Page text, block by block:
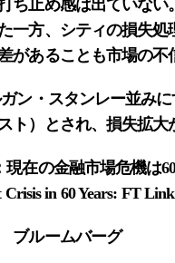
ち止め感は出ていな
一方、シティの損失
があることも市場の不
・スタンレー並みに
ト）とされ、損失拡大
在の金融市場危機は60
Crisis in 60 Years: FT Link
ブルームバーグ